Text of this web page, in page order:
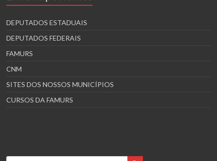
DEPUTADOS ESTADUAIS
DEPUTADOS FEDERAIS
FAMURS
CNM
SITES DOS NOSSOS MUNICÍPIOS
CURSOS DA FAMURS